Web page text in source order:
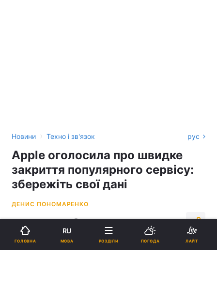
Новини › Техно і зв'язок рус
Apple оголосила про швидке
закриття популярного сервісу:
збережіть свої дані
ДЕНИС ПОНОМАРЕНКО
13:53, 29.05.23 2 хв. 10421
Підпишіться на нас в Google
ГОЛОВНА
RU
МОВА РОЗДІЛИ ПОГОДА ЛАЙТ